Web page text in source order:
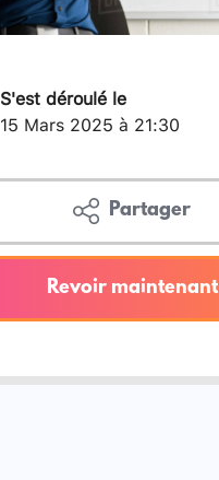
S'est déroulé le
15 Mars 2025 à 21:30
Partager
Revoir maintenant